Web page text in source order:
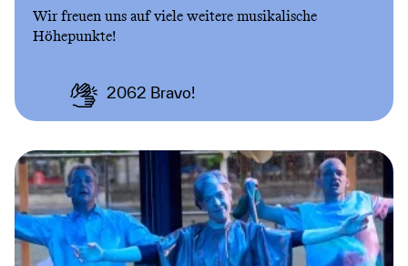
Wir freuen uns auf viele weitere musikalische
Höhepunkte!
2062 Bravo!